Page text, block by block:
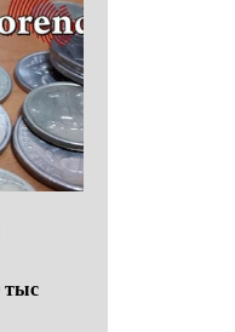
тыс